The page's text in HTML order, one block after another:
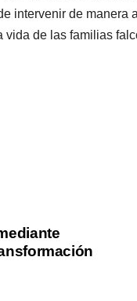
intervenir de
de las familias